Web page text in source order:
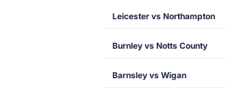
Leicester vs Northampton
Burnley vs Notts County
Barnsley vs Wigan